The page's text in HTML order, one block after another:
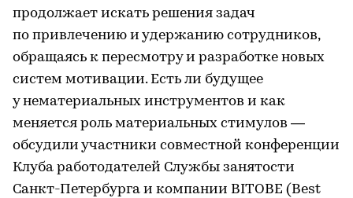
продолжает искать решения задач
по привлечению и удержанию сотрудников,
обращаясь к пересмотру и разработке новых
систем мотивации. Есть ли будущее
у нематериальных инструментов и как
меняется роль материальных стимулов —
обсудили участники совместной конференции
Клуба работодателей Службы занятости
Санкт-Петербурга и компании BITOBE (Best